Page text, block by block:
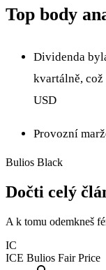
Top body
Dividenda
kvartálně,
USD
Provozní
Bulios Black
Dočti celý
A k tomu odemkneš
IC
ICE Bulios Fair Price